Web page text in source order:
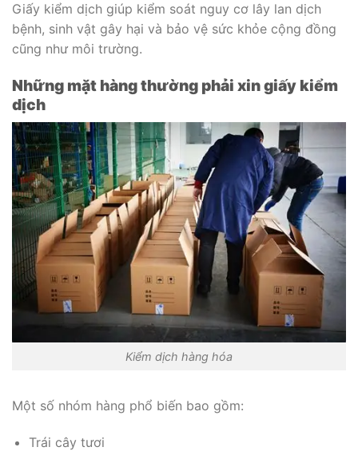
Giấy kiểm dịch giúp kiểm soát nguy cơ lây lan dịch
bệnh, sinh vật gây hại và bảo vệ sức khỏe cộng đồng
cũng như môi trường.
Những mặt hàng thường phải xin giấy kiểm
dịch
Kiểm dịch hàng hóa
Một số nhóm hàng phổ biến bao gồm:
Trái cây tươi